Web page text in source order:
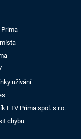
Prima
užívání
FTV Prima spol. s r.o.
chybu